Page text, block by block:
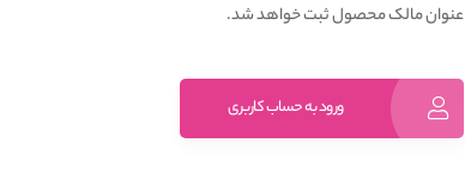
عنوان مالک محصول ثبت خواهد شد.
ورود به حساب کاربری